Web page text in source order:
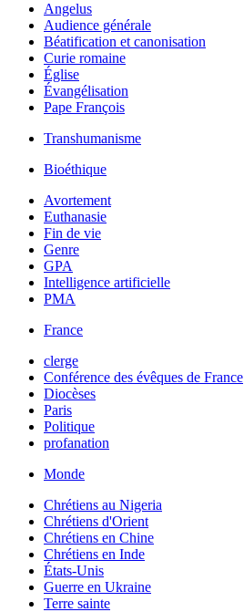
Angelus
Audience générale
Béatification et canonisation
Curie romaine
Église
Évangélisation
Pape François
Transhumanisme
Bioéthique
Avortement
Euthanasie
Fin de vie
Genre
GPA
Intelligence artificielle
PMA
France
clerge
Conférence des évêques de France
Diocèses
Paris
Politique
profanation
Monde
Chrétiens au Nigeria
Chrétiens d'Orient
Chrétiens en Chine
Chrétiens en Inde
États-Unis
Guerre en Ukraine
Terre sainte